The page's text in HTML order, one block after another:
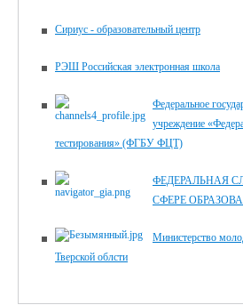
Сириус - образовательный центр
РЭШ Российская электронная школа
Федеральное
учреждение
тестирования» (ФГБУ ФЦТ)
ФЕДЕРАЛЬНАЯ
СФЕРЕ
Министерство
Тверской облсти